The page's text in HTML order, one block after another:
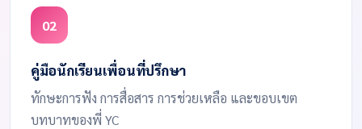
02
คู่มือนักเรียนเพื่อนที่ปรึกษา
ทักษะการฟัง การสื่อสาร การช่วยเหลือ และขอบเขต
บทบาทของพี่ YC